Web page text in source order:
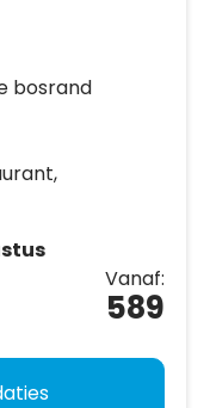
bosrand
Vanaf:
589